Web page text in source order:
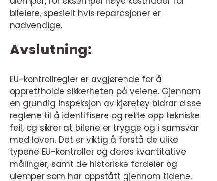
bileiere, spesielt hvis reparasjoner er
nødvendige.
Avslutning:
EU-kontrollregler er avgjørende for å
opprettholde sikkerheten på veiene. Gjennom
en grundig inspeksjon av kjøretøy bidrar disse
reglene til å identifisere og rette opp tekniske
feil, og sikrer at bilene er trygge og i samsvar
med loven. Det er viktig å forstå de ulike
typene EU-kontroller og deres kvantitative
målinger, samt de historiske fordeler og
ulemper som har oppstått gjennom tidene.